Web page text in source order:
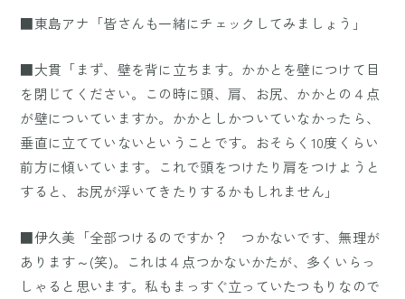
■東島アナ「皆さんも一緒にチェックしてみましょう」
■大貫「まず、壁を背に立ちます。かかとを壁につけて目
を閉じてください。この時に頭、肩、お尻、かかとの４点
が壁についていますか。かかとしかついていなかったら、
垂直に立てていないということです。おそらく10度くらい
前方に傾いています。これで頭をつけたり肩をつけようと
すると、お尻が浮いてきたりするかもしれません」
■伊久美「全部つけるのですか？ つかないです、無理が
あります～(笑)。これは４点つかないかたが、多くいらっ
しゃると思います。私もまっすぐ立っていたつもりなので